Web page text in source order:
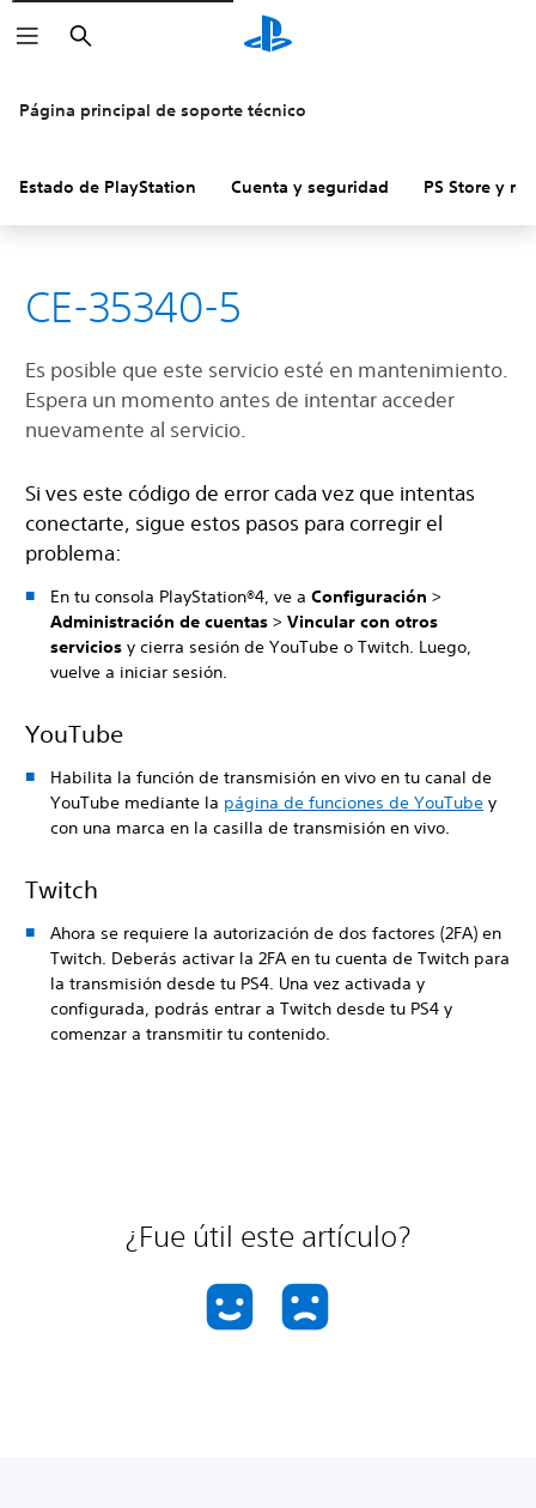
Buscar
Página principal de soporte técnico
Estado de PlayStation Cuenta y seguridad PS Store y
CE-35340-5
Es posible que este servicio esté en mantenimiento.
Espera un momento antes de intentar acceder
nuevamente al servicio.
Si ves este código de error cada vez que intentas
conectarte, sigue estos pasos para corregir el
problema:
En tu consola PlayStation®4, ve a Configuración >
Administración de cuentas > Vincular con otros
servicios y cierra sesión de YouTube o Twitch. Luego,
vuelve a iniciar sesión.
YouTube
Habilita la función de transmisión en vivo en tu canal de
YouTube mediante la página de funciones de YouTube y
con una marca en la casilla de transmisión en vivo.
Twitch
Ahora se requiere la autorización de dos factores (2FA) en
Twitch. Deberás activar la 2FA en tu cuenta de Twitch para
la transmisión desde tu PS4. Una vez activada y
configurada, podrás entrar a Twitch desde tu PS4 y
comenzar a transmitir tu contenido.
¿Fue útil este artículo?